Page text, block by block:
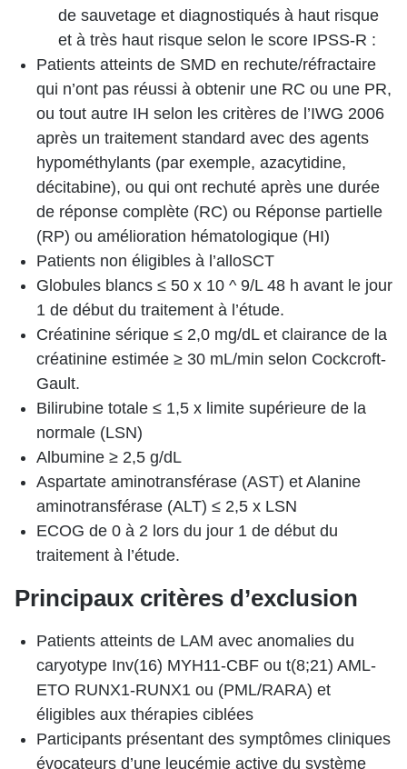
de sauvetage et diagnostiqués à haut risque
et à très haut risque selon le score IPSS-R :
Patients atteints de SMD en rechute/réfractaire
qui n’ont pas réussi à obtenir une RC ou une PR,
ou tout autre IH selon les critères de l’IWG 2006
après un traitement standard avec des agents
hypométhylants (par exemple, azacytidine,
décitabine), ou qui ont rechuté après une durée
de réponse complète (RC) ou Réponse partielle
(RP) ou amélioration hématologique (HI)
Patients non éligibles à l’alloSCT
Globules blancs ≤ 50 x 10 ^ 9/L 48 h avant le jour
1 de début du traitement à l’étude.
Créatinine sérique ≤ 2,0 mg/dL et clairance de la
créatinine estimée ≥ 30 mL/min selon Cockcroft-
Gault.
Bilirubine totale ≤ 1,5 x limite supérieure de la
normale (LSN)
Albumine ≥ 2,5 g/dL
Aspartate aminotransférase (AST) et Alanine
aminotransférase (ALT) ≤ 2,5 x LSN
ECOG de 0 à 2 lors du jour 1 de début du
traitement à l’étude.
Principaux critères d’exclusion
Patients atteints de LAM avec anomalies du
caryotype Inv(16) MYH11-CBF ou t(8;21) AML-
ETO RUNX1-RUNX1 ou (PML/RARA) et
éligibles aux thérapies ciblées
Participants présentant des symptômes cliniques
évocateurs d’une leucémie active du système